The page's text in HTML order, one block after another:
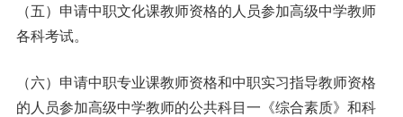
（五）申请中职文化课教师资格的人员参加高级中学教师
各科考试。
（六）申请中职专业课教师资格和中职实习指导教师资格
的人员参加高级中学教师的公共科目一《综合素质》和科